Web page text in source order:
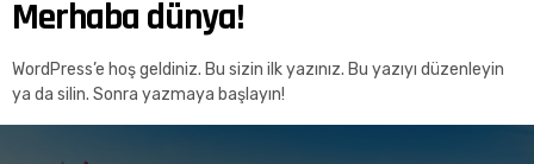
Merhaba dünya!
WordPress’e hoş geldiniz. Bu sizin ilk yazınız. Bu yazıyı düzenleyin
ya da silin. Sonra yazmaya başlayın!